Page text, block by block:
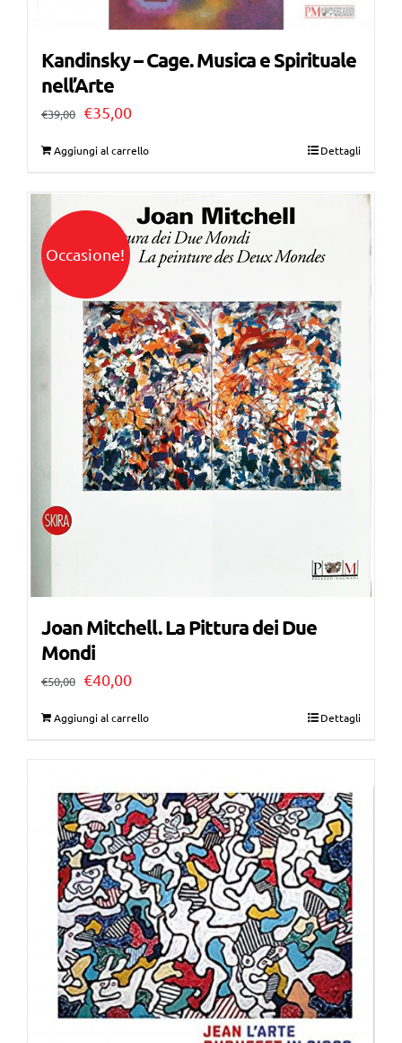
Kandinsky – Cage. Musica e Spirituale
nell’Arte
€39,00 Il
€39,00.
€35,00Il
€35,00.
Aggiungi al carrello Dettagli
Occasione!
Joan Mitchell. La Pittura dei Due
Mondi
€50,00 Il
€50,00.
€40,00Il
€40,00.
Aggiungi al carrello Dettagli